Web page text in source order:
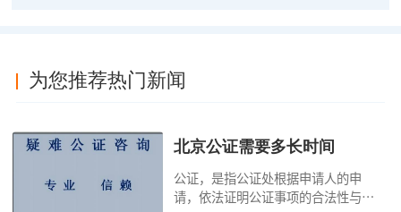
为您推荐热门新闻
北京公证需要多长时间
公证，是指公证处根据申请人的申
请，依法证明公证事项的合法性与真